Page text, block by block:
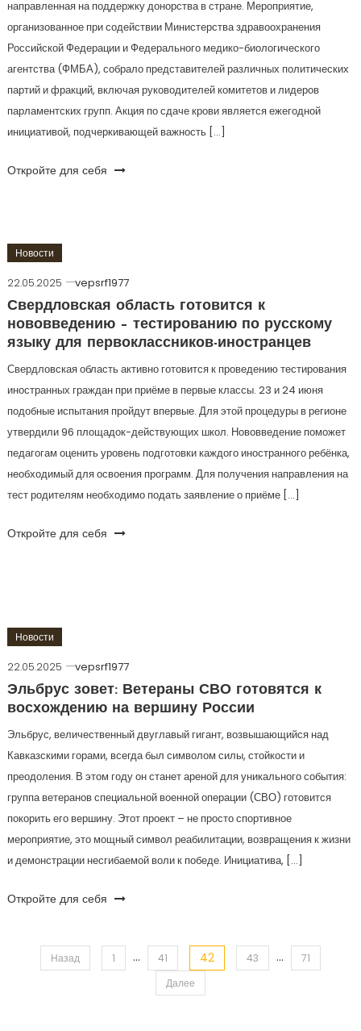
направленная на поддержку донорства в стране. Мероприятие,
организованное при содействии Министерства здравоохранения
Российской Федерации и Федерального медико-биологического
агентства (ФМБА), собрало представителей различных политических
партий и фракций, включая руководителей комитетов и лидеров
парламентских групп. Акция по сдаче крови является ежегодной
инициативой, подчеркивающей важность […]
Откройте для себя
Новости
22.05.2025
vepsrf1977
Свердловская область готовится к
нововведению – тестированию по русскому
языку для первоклассников-иностранцев
Свердловская область активно готовится к проведению тестирования
иностранных граждан при приёме в первые классы. 23 и 24 июня
подобные испытания пройдут впервые. Для этой процедуры в регионе
утвердили 96 площадок-действующих школ. Нововведение поможет
педагогам оценить уровень подготовки каждого иностранного ребёнка,
необходимый для освоения программ. Для получения направления на
тест родителям необходимо подать заявление о приёме […]
Откройте для себя
Новости
22.05.2025
vepsrf1977
Эльбрус зовет: Ветераны СВО готовятся к
восхождению на вершину России
Эльбрус, величественный двуглавый гигант, возвышающийся над
Кавказскими горами, всегда был символом силы, стойкости и
преодоления. В этом году он станет ареной для уникального события:
группа ветеранов специальной военной операции (СВО) готовится
покорить его вершину. Этот проект – не просто спортивное
мероприятие, это мощный символ реабилитации, возвращения к жизни
и демонстрации несгибаемой воли к победе. Инициатива, […]
Откройте для себя
Пагинация
Назад 1 … 41 42 43 …
71
Далее